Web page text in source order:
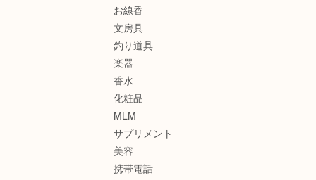
お線香
文房具
釣り道具
楽器
香水
化粧品
MLM
サプリメント
美容
携帯電話